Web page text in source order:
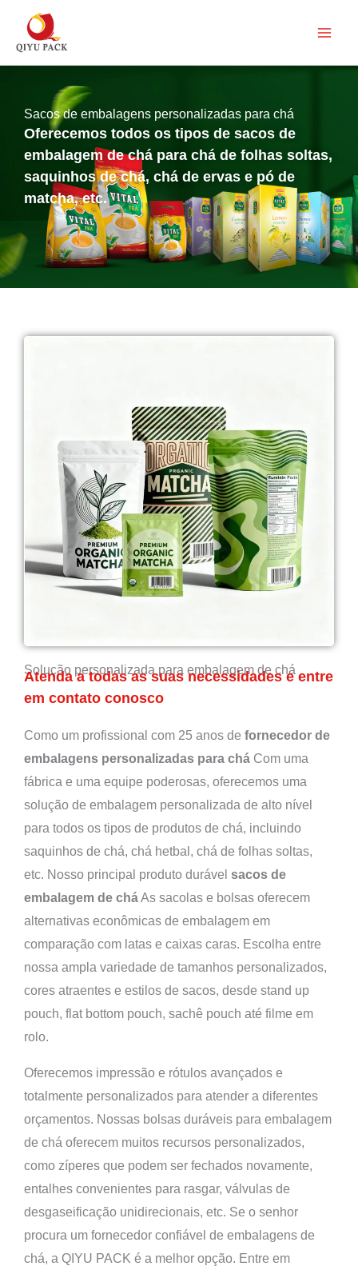
Sacos de embalagens personalizadas para chá
Oferecemos todos os tipos de sacos de
embalagem de chá para chá de folhas soltas,
saquinhos de chá, chá de ervas e pó de
matcha, etc.
Solução personalizada para embalagem de chá
Atenda a todas as suas necessidades e entre
em contato conosco
Como um profissional com 25 anos de fornecedor de
embalagens personalizadas para chá Com uma
fábrica e uma equipe poderosas, oferecemos uma
solução de embalagem personalizada de alto nível
para todos os tipos de produtos de chá, incluindo
saquinhos de chá, chá hetbal, chá de folhas soltas,
etc. Nosso principal produto durável sacos de
embalagem de cháAs sacolas e bolsas oferecem
alternativas econômicas de embalagem em
comparação com latas e caixas caras. Escolha entre
nossa ampla variedade de tamanhos personalizados,
cores atraentes e estilos de sacos, desde stand up
pouch, flat bottom pouch, sachê pouch até filme em
rolo.
Oferecemos impressão e rótulos avançados e
totalmente personalizados para atender a diferentes
orçamentos. Nossas bolsas duráveis para embalagem
de chá oferecem muitos recursos personalizados,
como zíperes que podem ser fechados novamente,
entalhes convenientes para rasgar, válvulas de
desgaseificação unidirecionais, etc. Se o senhor
procura um fornecedor confiável de embalagens de
chá, a QIYU PACK é a melhor opção. Entre em